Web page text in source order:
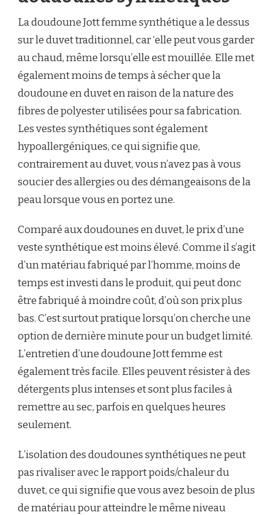
La doudoune Jott femme synthétique a le dessus
sur le duvet traditionnel, car ‘elle peut vous garder
au chaud, même lorsqu’elle est mouillée. Elle met
également moins de temps à sécher que la
doudoune en duvet en raison de la nature des
fibres de polyester utilisées pour sa fabrication.
Les vestes synthétiques sont également
hypoallergéniques, ce qui signifie que,
contrairement au duvet, vous n’avez pas à vous
soucier des allergies ou des démangeaisons de la
peau lorsque vous en portez une.
Comparé aux doudounes en duvet, le prix d’une
veste synthétique est moins élevé. Comme il s’agit
d’un matériau fabriqué par l’homme, moins de
temps est investi dans le produit, qui peut donc
être fabriqué à moindre coût, d’où son prix plus
bas. C’est surtout pratique lorsqu’on cherche une
option de dernière minute pour un budget limité.
L’entretien d’une doudoune Jott femme est
également très facile. Elles peuvent résister à des
détergents plus intenses et sont plus faciles à
remettre au sec, parfois en quelques heures
seulement.
L’isolation des doudounes synthétiques ne peut
pas rivaliser avec le rapport poids/chaleur du
duvet, ce qui signifie que vous avez besoin de plus
de matériau pour atteindre le même niveau